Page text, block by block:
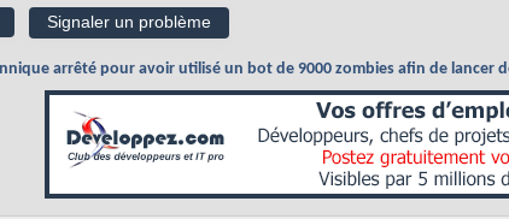
Signaler un problème
arrêté pour avoir utilisé un bot de 9000 zombies afin de lancer